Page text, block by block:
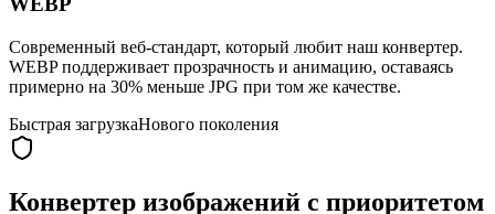
Современный веб-стандарт, который любит наш конвертер.
WEBP поддерживает прозрачность и анимацию, оставаясь
примерно на 30% меньше JPG при том же качестве.
Быстрая загрузкаНового поколения
Конвертер изображений с приоритетом